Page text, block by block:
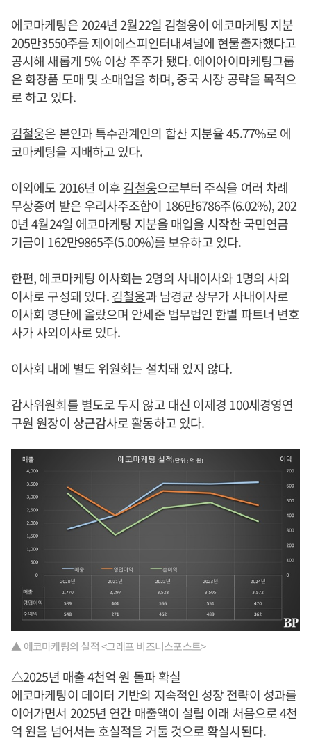
에코마케팅은 2024년 2월22일 김철웅이 에코마케팅 지분
205만3550주를 제이에스피인터내셔널에 현물출자했다고
공시해 새롭게 5% 이상 주주가 됐다. 에이아이마케팅그룹
은 화장품 도매 및 소매업을 하며, 중국 시장 공략을 목적으
로 하고 있다.
김철웅은 본인과 특수관계인의 합산 지분율 45.77%로 에
코마케팅을 지배하고 있다.
이외에도 2016년 이후김철웅으로부터 주식을 여러 차례
무상증여 받은 우리사주조합이 186만6786주(6.02%), 202
0년 4월24일 에코마케팅 지분을 매입을 시작한 국민연금
기금이 162만9865주(5.00%)를 보유하고 있다.
한편, 에코마케팅 이사회는 2명의 사내이사와 1명의 사외
이사로 구성돼 있다.김철웅과 남경균 상무가 사내이사로
이사회 명단에 올랐으며 안세준 법무법인 한별 파트너 변호
사가 사외이사로 있다.
이사회 내에 별도 위원회는 설치돼 있지 않다.
감사위원회를 별도로 두지 않고 대신 이제경 100세경영연
구원 원장이 상근감사로 활동하고 있다.
▲ 에코마케팅의 실적 <그래프 비즈니스포스트>
△2025년 매출 4천억 원 돌파 확실
에코마케팅이 데이터 기반의 지속적인 성장 전략이 성과를
이어가면서 2025년 연간 매출액이 설립 이래 처음으로 4천
억 원을 넘어서는 호실적을 거둘 것으로 확실시된다.